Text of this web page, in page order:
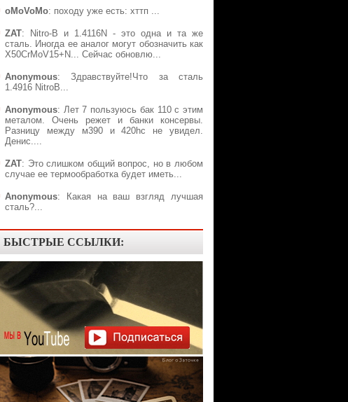
oMoVoMo: походу уже есть: хттп ...
ZAT: Nitro-B и 1.4116N - это одна и та же
сталь. Иногда ее аналог могут обозначить как
X50CrMoV15+N... Сейчас обновлю...
Anonymous: Здравствуйте!Что за сталь
1.4916 NitroB...
Anonymous: Лет 7 пользуюсь бак 110 с этим
металом. Очень режет и банки консервы.
Разницу между м390 и 420hc не увидел.
Денис....
ZAT: Это слишком общий вопрос, но в любом
случае ее термообработка будет иметь...
Anonymous: Какая на ваш взгляд лучшая
сталь?...
БЫСТРЫЕ ССЫЛКИ: